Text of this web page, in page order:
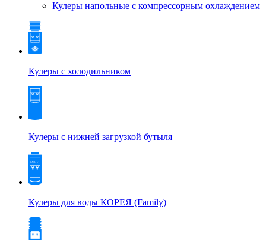
Кулеры напольные с компрессорным охлаждением
Кулеры с холодильником
Кулеры с нижней загрузкой бутыля
Кулеры для воды КОРЕЯ (Family)